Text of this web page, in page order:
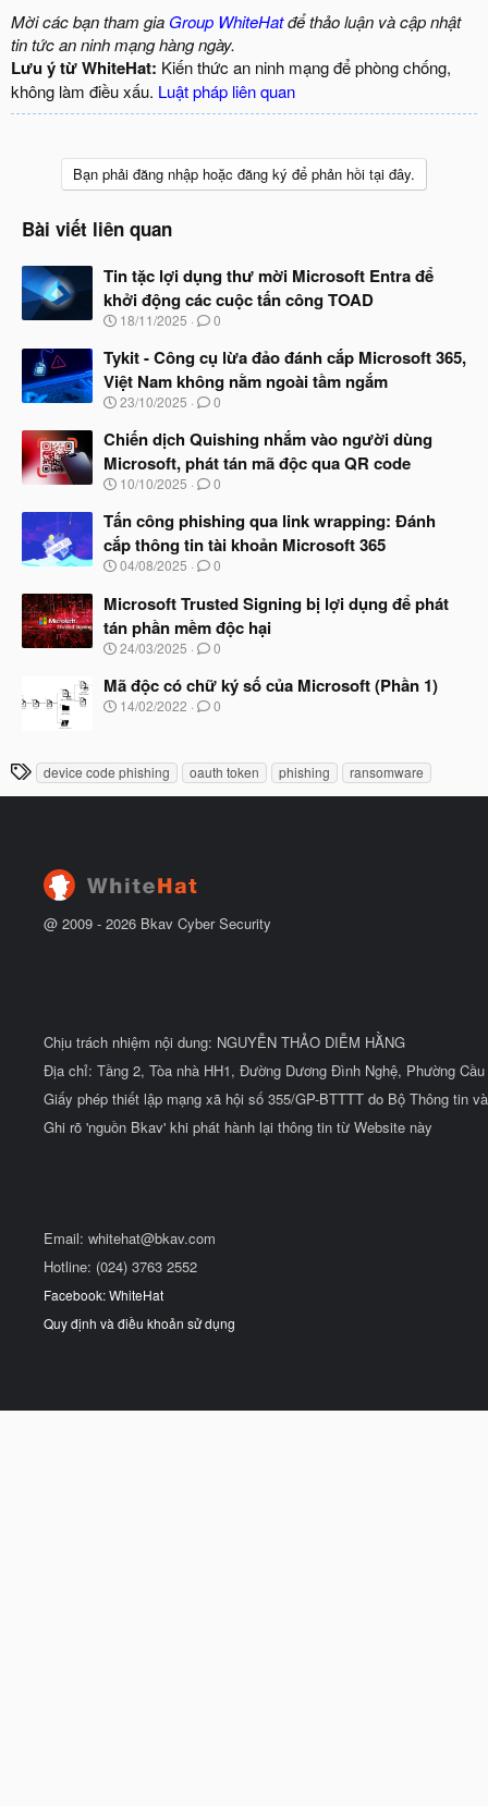
Mời các bạn tham gia Group WhiteHatđể thảo luận và cập nhật
tin tức an ninh mạng hàng ngày.
Lưu ý từ WhiteHat: Kiến thức an ninh mạng để phòng chống,
không làm điều xấu. Luật pháp liên quan
Bạn phải đăng nhập hoặc đăng ký để phản hồi tại đây.
Bài viết liên quan
Tin tặc lợi dụng thư mời Microsoft Entra để
khởi động các cuộc tấn công TOAD
N
à
b
ắ
đ
ầ
u
18/11/2025 0
Tykit - Công cụ lừa đảo đánh cắp Microsoft 365,
Việt Nam không nằm ngoài tầm ngắm
N
à
b
ắ
đ
ầ
u
23/10/2025 0
Chiến dịch Quishing nhắm vào người dùng
Microsoft, phát tán mã độc qua QR code
N
à
y
b
ắ
đ
ầ
u
10/10/2025 0
Tấn công phishing qua link wrapping: Đánh
cắp thông tin tài khoản Microsoft 365
N
à
b
ắ
đ
ầ
04/08/2025 0
Microsoft Trusted Signing bị lợi dụng để phát
tán phần mềm độc hại
N
à
y
b
đ
ầ
24/03/2025 0
Mã độc có chữ ký số của Microsoft (Phần 1)
N
b
14/02/2022 0
T
h
device code phishing oauth token phishing ransomware
@ 2009 - 2026 Bkav Cyber Security
Chịu trách nhiệm nội dung: NGUYỄN THẢO DIỄM HẰNG
Địa chỉ: Tầng 2, Tòa nhà HH1, Đường Dương Đình Nghệ, Phường
Giấy phép thiết lập mạng xã hội số 355/GP-BTTTT do Bộ Thông tin
Ghi rõ 'nguồn Bkav' khi phát hành lại thông tin từ Website này
Email: whitehat@bkav.com
Hotline: (024) 3763 2552
Facebook: WhiteHat
Quy định và điều khoản sử dụng